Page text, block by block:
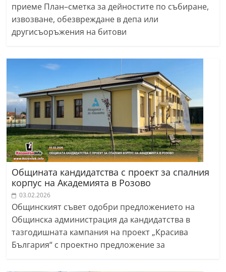
приеме План–сметка за дейностите по събиране,
извозване, обезвреждане в депа или
другисъоръжения на битови
Общината кандидатства с проект за спалния
корпус на Академията в Розово
03.02.2026
Общинският съвет одобри предложението на
Общинска администрация да кандидатства в
тазгодишната кампания на проект „Красива
България“ с проектно предложение за